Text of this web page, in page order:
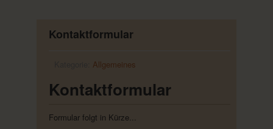
Kontaktformular
Allgemeines
Kontaktformular
Formular folgt in Kürze...